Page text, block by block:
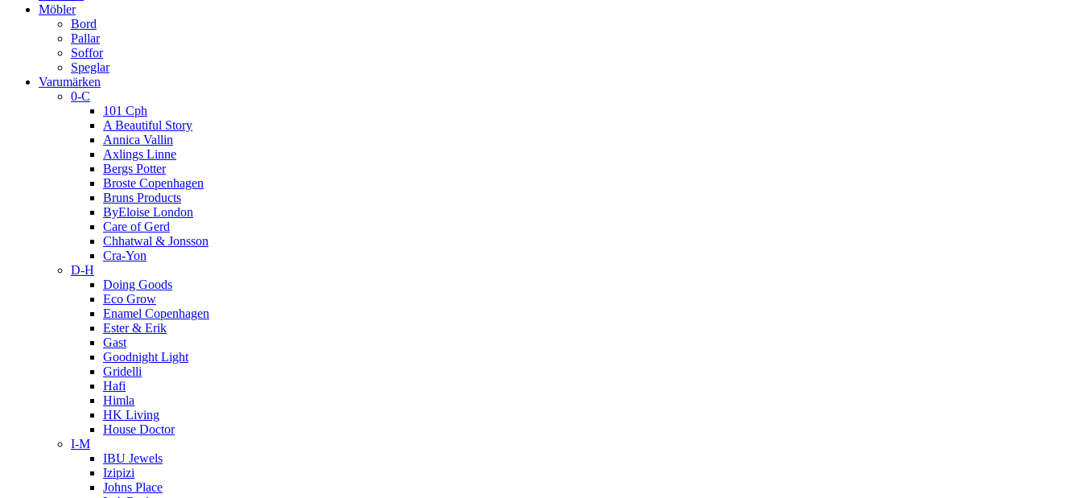
Möbler
Bord
Pallar
Soffor
Speglar
Varumärken
0-C
101 Cph
A Beautiful Story
Annica Vallin
Axlings Linne
Bergs Potter
Broste Copenhagen
Bruns Products
ByEloise London
Care of Gerd
Chhatwal & Jonsson
Cra-Yon
D-H
Doing Goods
Eco Grow
Enamel Copenhagen
Ester & Erik
Gast
Goodnight Light
Gridelli
Hafi
Himla
HK Living
House Doctor
I-M
IBU Jewels
Izipizi
Johns Place